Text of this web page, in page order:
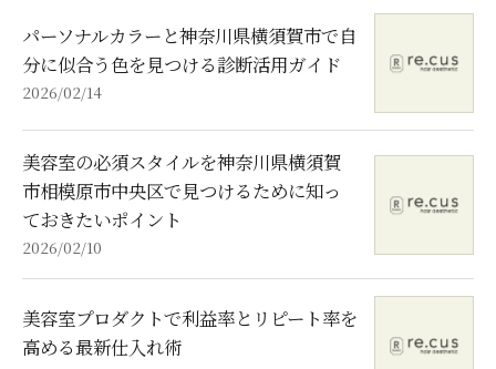
パーソナルカラーと神奈川県横須賀市で自
分に似合う色を見つける診断活用ガイド
2026/02/14
美容室の必須スタイルを神奈川県横須賀
市相模原市中央区で見つけるために知っ
ておきたいポイント
2026/02/10
美容室プロダクトで利益率とリピート率を
高める最新仕入れ術